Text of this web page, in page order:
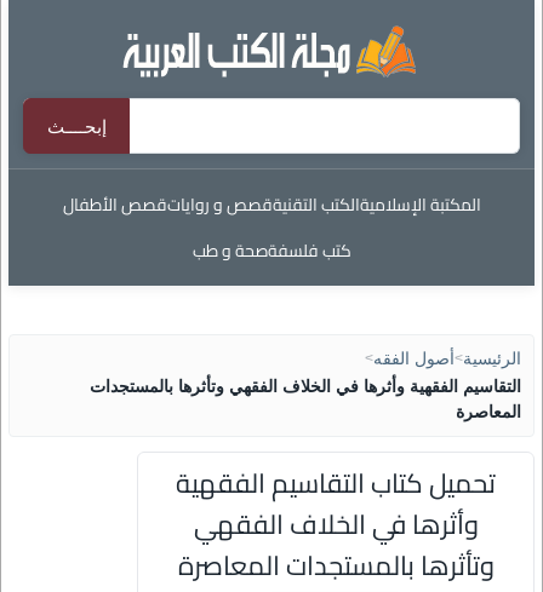
المكتبة الإسلاميةالكتب التقنيةقصص و رواياتقصص الأطفال
كتب فلسفةصحة و طب
الرئيسية> أصول الفقه>
التقاسيم الفقهية وأثرها في الخلاف الفقهي وتأثرها بالمستجدات
المعاصرة
تحميل كتاب التقاسيم الفقهية
وأثرها في الخلاف الفقهي
وتأثرها بالمستجدات المعاصرة